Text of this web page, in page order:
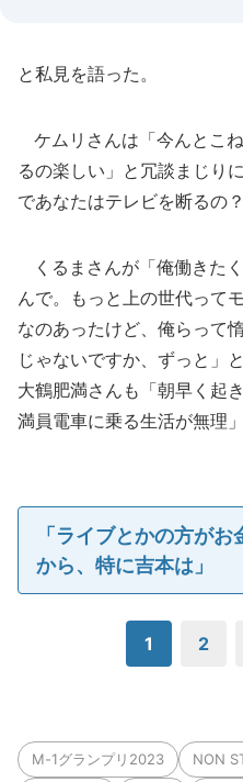
と私見を語った。
ケムリさんは「今んとこ
るの楽しい」と冗談まじり
であなたはテレビを断るの
くるまさんが「俺働きた
んで。もっと上の世代って
なのあったけど、俺らって
じゃないですか、ずっと」
大鶴肥満さんも「朝早く起
満員電車に乗る生活が無理
「ライブとかの方がお
から、特に吉本は」
1 2
M-1グランプリ2023 NON